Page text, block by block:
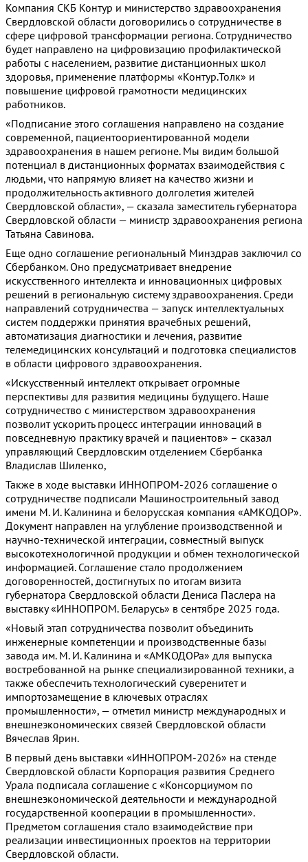
Компания СКБ Контур и министерство здравоохранения
Свердловской области договорились о сотрудничестве в
сфере цифровой трансформации региона. Сотрудничество
будет направлено на цифровизацию профилактической
работы с населением, развитие дистанционных школ
здоровья, применение платформы «Контур.Толк» и
повышение цифровой грамотности медицинских
работников.
«Подписание этого соглашения направлено на создание
современной, пациентоориентированной модели
здравоохранения в нашем регионе. Мы видим большой
потенциал в дистанционных форматах взаимодействия с
людьми, что напрямую влияет на качество жизни и
продолжительность активного долголетия жителей
Свердловской области», — сказала заместитель губернатора
Свердловской области — министр здравоохранения региона
Татьяна Савинова.
Еще одно соглашение региональный Минздрав заключил со
Сбербанком. Оно предусматривает внедрение
искусственного интеллекта и инновационных цифровых
решений в региональную систему здравоохранения. Среди
направлений сотрудничества — запуск интеллектуальных
систем поддержки принятия врачебных решений,
автоматизация диагностики и лечения, развитие
телемедицинских консультаций и подготовка специалистов
в области цифрового здравоохранения.
«Искусственный интеллект открывает огромные
перспективы для развития медицины будущего. Наше
сотрудничество с министерством здравоохранения
позволит ускорить процесс интеграции инноваций в
повседневную практику врачей и пациентов» – сказал
управляющий Свердловским отделением Сбербанка
Владислав Шиленко,
Также в ходе выставки ИННОПРОМ-2026 соглашение о
сотрудничестве подписали Машиностроительный завод
имени М. И. Калинина и белорусская компания «АМКОДОР».
Документ направлен на углубление производственной и
научно-технической интеграции, совместный выпуск
высокотехнологичной продукции и обмен технологической
информацией. Соглашение стало продолжением
договоренностей, достигнутых по итогам визита
губернатора Свердловской области Дениса Паслера на
выставку «ИННОПРОМ. Беларусь» в сентябре 2025 года.
«Новый этап сотрудничества позволит объединить
инженерные компетенции и производственные базы
завода им. М. И. Калинина и «АМКОДОРа» для выпуска
востребованной на рынке специализированной техники, а
также обеспечить технологический суверенитет и
импортозамещение в ключевых отраслях
промышленности», — отметил министр международных и
внешнеэкономических связей Свердловской области
Вячеслав Ярин.
В первый день выставки «ИННОПРОМ-2026» на стенде
Свердловской области Корпорация развития Среднего
Урала подписала соглашение с «Консорциумом по
внешнеэкономической деятельности и международной
государственной кооперации в промышленности».
Предметом соглашения стало взаимодействие при
реализации инвестиционных проектов на территории
Свердловской области.